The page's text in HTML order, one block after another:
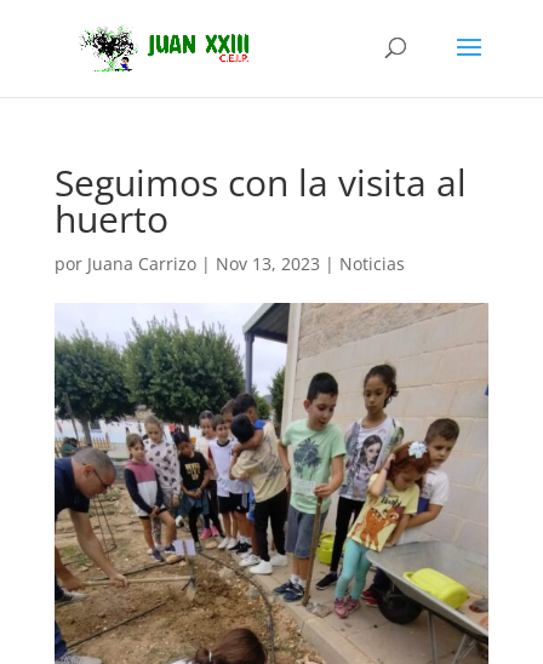
Seguimos con la visita al
huerto
por Juana Carrizo| Nov 13, 2023 | Noticias